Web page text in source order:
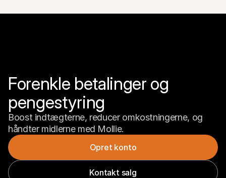
Forenkle betalinger og
pengestyring
Boost indtægterne, reducer omkostningerne, og
håndter midlerne med Mollie.
Opret konto
Kontakt salg